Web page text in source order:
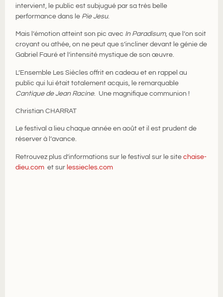
intervient, le public est subjugué par sa très belle
performance dans le Pie Jesu.
Mais l’émotion atteint son pic avec In Paradisum, que l’on soit
croyant ou athée, on ne peut que s’incliner devant le génie de
Gabriel Fauré et l’intensité mystique de son œuvre.
L’Ensemble Les Siècles offrit en cadeau et en rappel au
public qui lui était totalement acquis, le remarquable
Cantique de Jean Racine. Une magnifique communion !
Christian CHARRAT
Le festival a lieu chaque année en août et il est prudent de
réserver à l’avance.
Retrouvez plus d’informations sur le festival sur le sitechaise-
dieu.com et sur lessiecles.com